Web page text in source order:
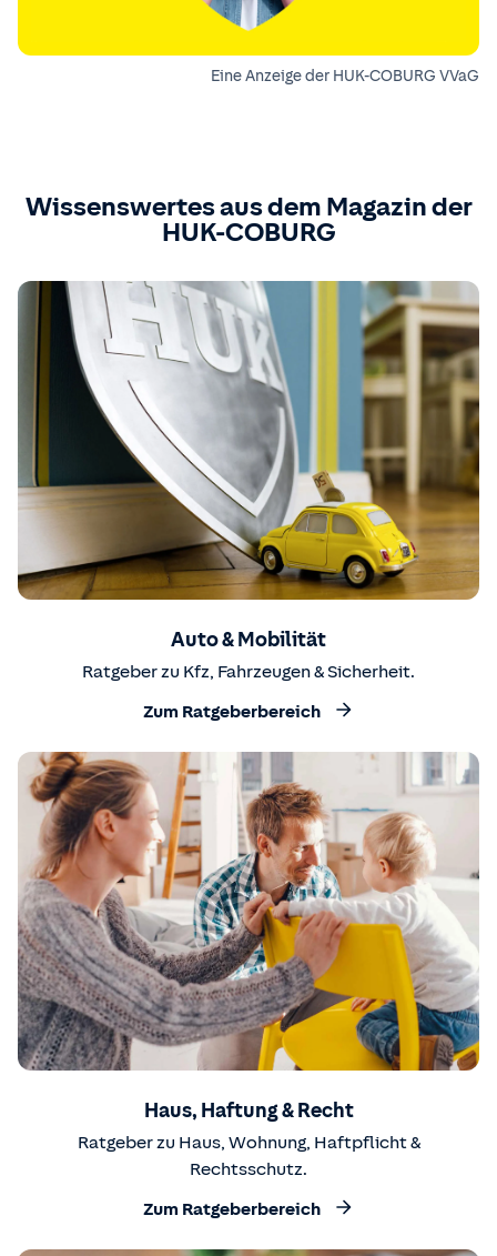
Eine Anzeige der HUK-COBURG VVaG
Wissenswertes aus dem Magazin der
HUK-COBURG
Auto & Mobilität
Ratgeber zu Kfz, Fahrzeugen & Sicherheit.
Zum Ratgeberbereich
Haus, Haftung & Recht
Ratgeber zu Haus, Wohnung, Haftpflicht &
Rechtsschutz.
Zum Ratgeberbereich